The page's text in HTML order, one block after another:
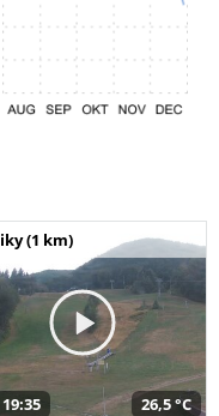
(1 km)
26,5 °C